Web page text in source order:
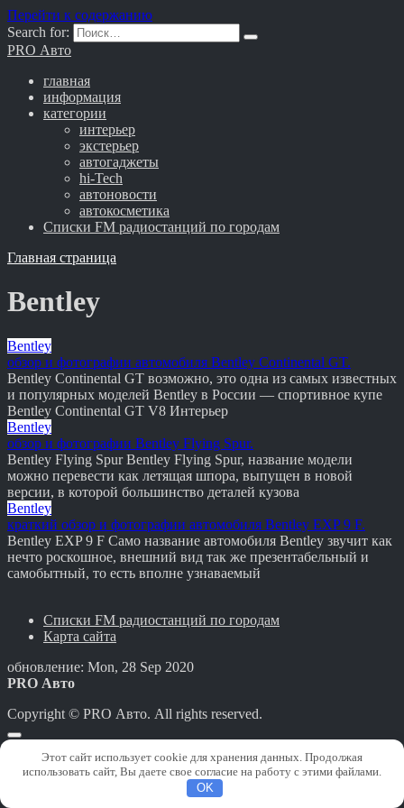
Перейти к содержанию
Search for:
PRO Авто
главная
информация
категории
интерьер
экстерьер
автогаджеты
hi-Tech
автоновости
автокосметика
Списки FM радиостанций по городам
Главная страница
Bentley
Bentley
обзор и фотографии автомобиля Bentley Continental GT.
Bentley Continental GT возможно, это одна из самых известных
и популярных моделей Bentley в России — спортивное купе
Bentley Continental GT V8 Интерьер
Bentley
обзор и фотографии Bentley Flying Spur.
Bentley Flying Spur Bentley Flying Spur, название модели
можно перевести как летящая шпора, выпущен в новой
версии, в которой большинство деталей кузова
Bentley
краткий обзор и фотографии автомобиля Bentley EXP 9 F.
Bentley EXP 9 F Само название автомобиля Bentley звучит как
нечто роскошное, внешний вид так же презентабельный и
самобытный, то есть вполне узнаваемый
Списки FM радиостанций по городам
Карта сайта
обновление: Mon, 28 Sep 2020
PRO Авто
Copyright © PRO Авто. All rights reserved.
Этот сайт использует cookie для хранения данных. Продолжая
использовать сайт, Вы даете свое согласие на работу с этими файлами.
OK